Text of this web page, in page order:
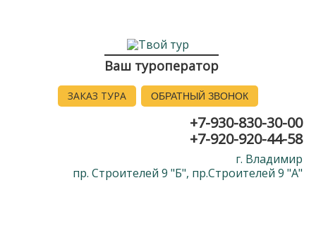
Ваш туроператор
ЗАКАЗ ТУРА ОБРАТНЫЙ ЗВОНОК
+7-930-830-30-00
+7-920-920-44-58
г. Владимир
пр. Строителей 9 "Б", пр.Строителей 9 "А"